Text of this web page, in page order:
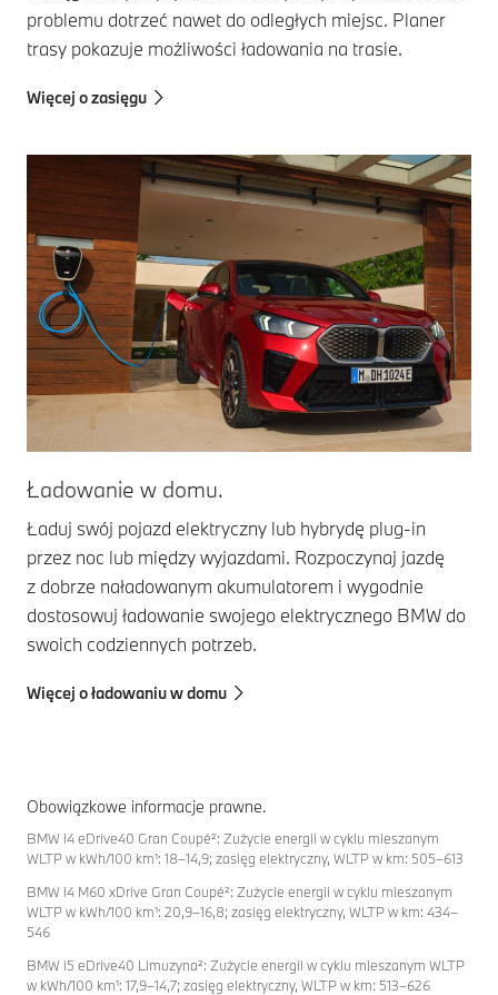
problemu dotrzeć nawet do odległych miejsc. Planer
trasy pokazuje możliwości ładowania na trasie.
Więcej o zasięgu
Ładowanie w domu.
Ładuj swój pojazd elektryczny lub hybrydę plug-in
przez noc lub między wyjazdami. Rozpoczynaj jazdę
z dobrze naładowanym akumulatorem i wygodnie
dostosowuj ładowanie swojego elektrycznego BMW do
swoich codziennych potrzeb.
Więcej o ładowaniu w domu
Obowiązkowe informacje prawne.
BMW i4 eDrive40 Gran Coupé²: Zużycie energii w cyklu mieszanym
WLTP w kWh/100 km¹: 18–14,9; zasięg elektryczny, WLTP w km: 505–613
BMW i4 M60 xDrive Gran Coupé²: Zużycie energii w cyklu mieszanym
WLTP w kWh/100 km¹: 20,9–16,8; zasięg elektryczny, WLTP w km: 434–
546
BMW i5 eDrive40 Limuzyna²: Zużycie energii w cyklu mieszanym WLTP
w kWh/100 km¹: 17,9–14,7; zasięg elektryczny, WLTP w km: 513–626